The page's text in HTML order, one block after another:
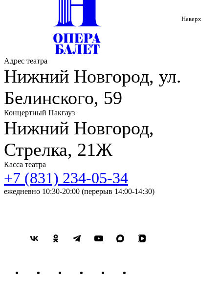
Наверх
Адрес театра
Нижний Новгород, ул.
Белинского, 59
Концертный Пакгауз
Нижний Новгород,
Стрелка, 21Ж
Касса театра
+7 (831) 234-05-34
ежедневно 10:30-20:00 (перерыв 14:00-14:30)